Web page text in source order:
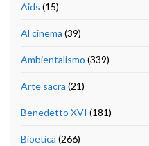
Aids (15)
Al cinema (39)
Ambientalismo (339)
Arte sacra (21)
Benedetto XVI (181)
Bioetica (266)